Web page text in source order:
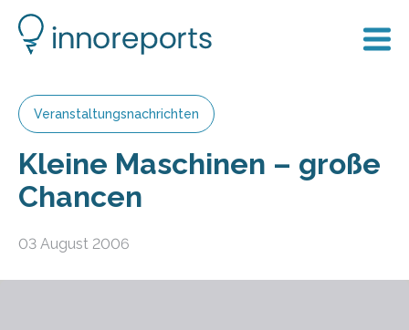
Veranstaltungsnachrichten
Kleine Maschinen – große
Chancen
03 August 2006